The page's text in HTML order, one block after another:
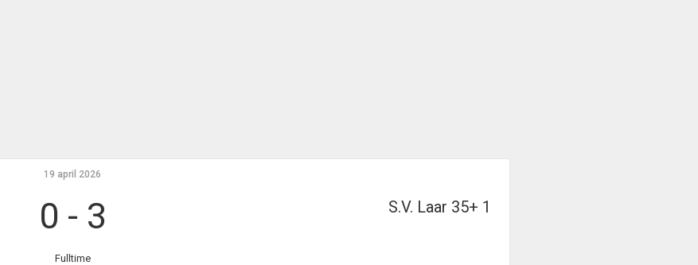
S.V. Laar 35+ 1
19 april 2026
0 - 3
Fulltime